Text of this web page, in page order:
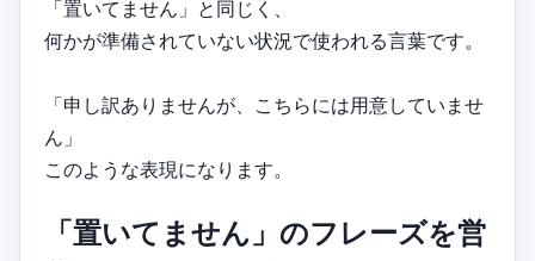
「置いてません」と同じく、
何かが準備されていない状況で使われる言葉です。
「申し訳ありませんが、こちらには用意していませ
ん」
このような表現になります。
「置いてません」のフレーズを営